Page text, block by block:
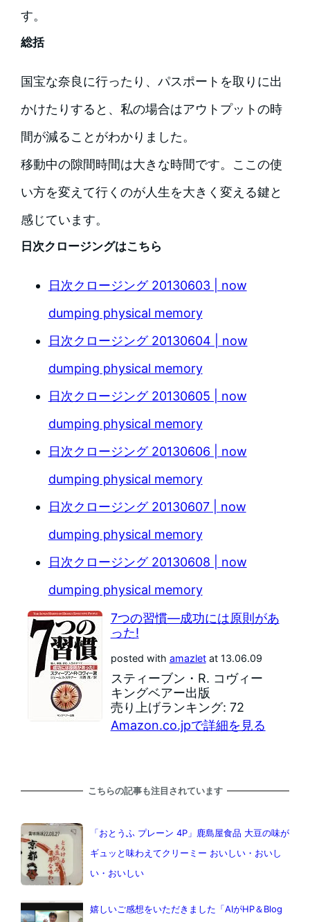
す。
総括
国宝な奈良に行ったり、パスポートを取りに出
かけたりすると、私の場合はアウトプットの時
間が減ることがわかりました。
移動中の隙間時間は大きな時間です。ここの使
い方を変えて行くのが人生を大きく変える鍵と
感じています。
日次クロージングはこちら
日次クロージング 20130603 | now
dumping physical memory
日次クロージング 20130604 | now
dumping physical memory
日次クロージング 20130605 | now
dumping physical memory
日次クロージング 20130606 | now
dumping physical memory
日次クロージング 20130607 | now
dumping physical memory
日次クロージング 20130608 | now
dumping physical memory
7つの習慣―成功には原則があ
った!
posted with amazletat 13.06.09
スティーブン・R. コヴィー
キングベアー出版
売り上げランキング: 72
Amazon.co.jpで詳細を見る
こちらの記事も注目されています
「おとうふ プレーン 4P」鹿島屋食品 大豆の味が
ギュッと味わえてクリーミー おいしい・おいし
い・おいしい
嬉しいご感想をいただきました「AIがHP＆Blog